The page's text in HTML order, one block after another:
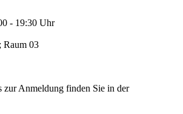
- 19:30 Uhr
Raum 03
zur Anmeldung finden Sie in der